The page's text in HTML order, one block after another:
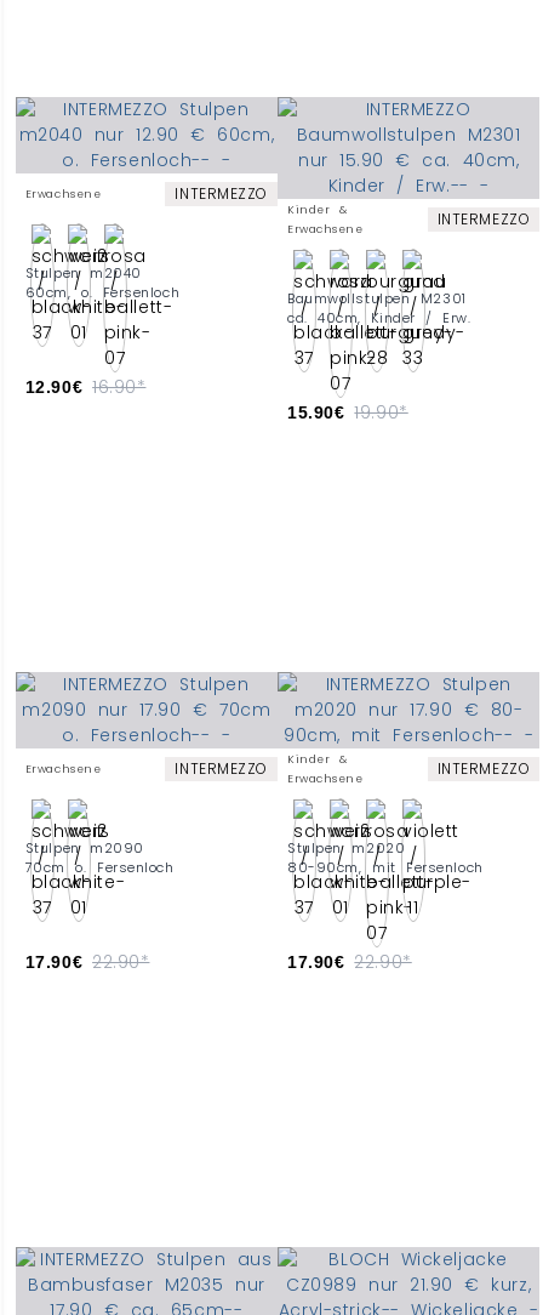
Erwachsene INTERMEZZO
Stulpen m2040
60cm, o. Fersenloch
12.90€ 16.90*
Kinder &
Erwachsene
INTERMEZZO
Baumwollstulpen M2301
ca. 40cm, Kinder / Erw.
15.90€ 19.90*
Erwachsene INTERMEZZO
Stulpen m2090
70cm o. Fersenloch
17.90€ 22.90*
Kinder &
Erwachsene
INTERMEZZO
Stulpen m2020
80-90cm, mit Fersenloch
17.90€ 22.90*